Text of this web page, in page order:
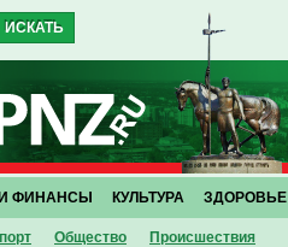
Общество Проиcшествия
ФИНАНСЫ КУЛЬТУРА ЗДОРОВЬЕ